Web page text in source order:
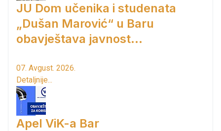
JU Dom učenika i studenata
„Dušan Marović“ u Baru
obavještava javnost...
07. Avgust. 2026.
Detaljnije...
Apel ViK-a Bar